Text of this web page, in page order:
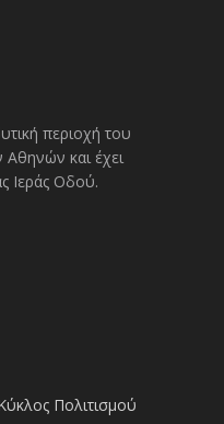
περιοχή του
και έχει
Ιεράς Οδού.
Πολιτισμού